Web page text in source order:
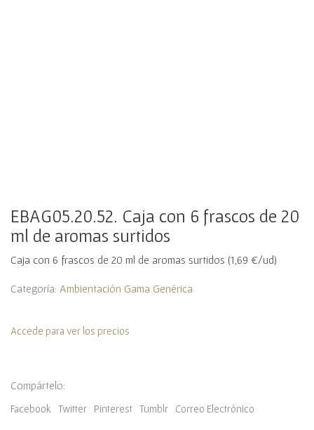
EBAG05.20.52. Caja con 6 frascos de 20
ml de aromas surtidos
Caja con 6 frascos de 20 ml de aromas surtidos (1,69 €/ud)
Categoría: Ambientación Gama Genérica
Accede para ver los precios
Compártelo:
Facebook Twitter Pinterest Tumblr Correo Electrónico